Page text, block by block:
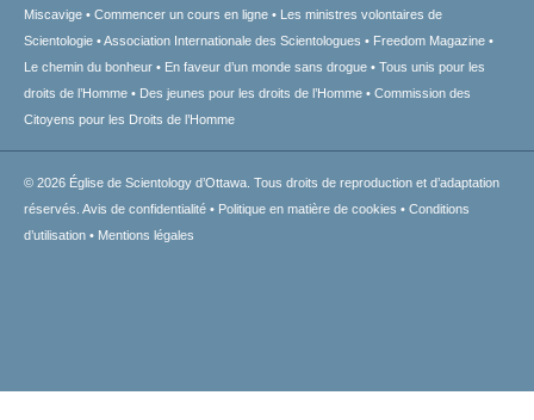
Miscavige
Commencer un cours en ligne
Les ministres volontaires de
Scientologie
Association Internationale des Scientologues
Freedom Magazine
Le chemin du bonheur
En faveur d’un monde sans drogue
Tous unis pour les
droits de l’Homme
Des jeunes pour les droits de l’Homme
Commission des
Citoyens pour les Droits de l’Homme
© 2026 Église de Scientology d’Ottawa. Tous droits de reproduction et d’adaptation
réservés. Avis de confidentialité • Politique en matière de cookies • Conditions
d’utilisation • Mentions légales